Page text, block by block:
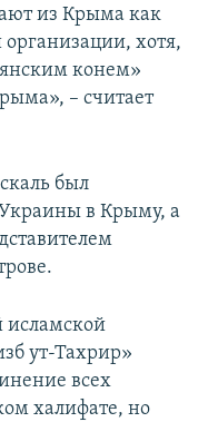
из Крыма как
хотя,
конем»
– считает
был
в Крыму, а
исламской
ут-Тахрир»
всех
халифате, но